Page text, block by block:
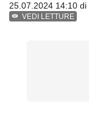
25.07.2024 14:10 di
VEDI LETTURE